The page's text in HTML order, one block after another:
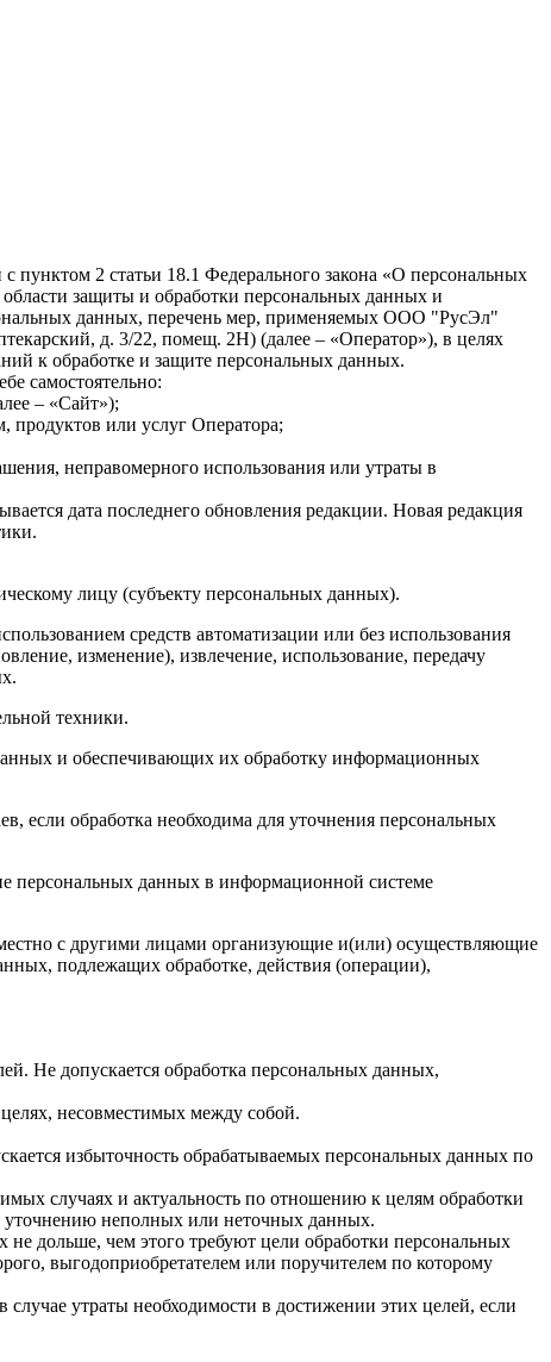
пунктом 2 статьи 18.1 Федерального закона «О персональных
защиты и обработки персональных данных и
данных, перечень мер, применяемых ООО "РусЭл"
д. 3/22, помещ. 2Н⁠) (далее – «Оператор»), в целях
к обработке и защите персональных данных.
самостоятельно:
– «Сайт»);
продуктов или услуг Оператора;
неправомерного использования или утраты в
дата последнего обновления редакции. Новая редакция
лицу (субъекту персональных данных).
средств автоматизации или без использования
изменение), извлечение, использование, передачу
техники.
и обеспечивающих их обработку информационных
если обработка необходима для уточнения персональных
персональных данных в информационной системе
с другими лицами организующие и(или) осуществляющие
подлежащих обработке, действия (операции),
Не допускается обработка персональных данных,
несовместимых между собой.
избыточность обрабатываемых персональных данных по
случаях и актуальность по отношению к целям обработки
уточнению неполных или неточных данных.
дольше, чем этого требуют цели обработки персональных
выгодоприобретателем или поручителем по которому
утраты необходимости в достижении этих целей, если